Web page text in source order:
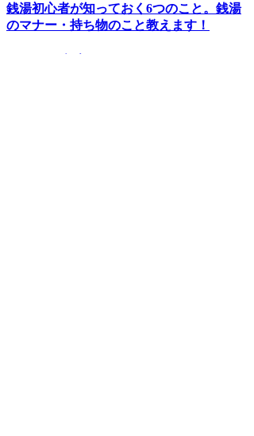
銭湯初心者が知っておく6つのこと。銭湯
のマナー・持ち物のこと教えます！
さく